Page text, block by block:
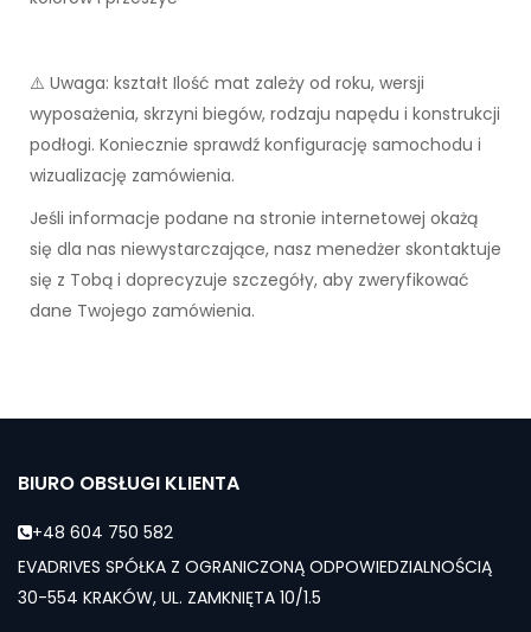
⚠️ Uwaga: kształt Ilość mat zależy od roku, wersji
wyposażenia, skrzyni biegów, rodzaju napędu i konstrukcji
podłogi. Koniecznie sprawdź konfigurację samochodu i
wizualizację zamówienia.
Jeśli informacje podane na stronie internetowej okażą
się dla nas niewystarczające, nasz menedżer skontaktuje
się z Tobą i doprecyzuje szczegóły, aby zweryfikować
dane Twojego zamówienia.
BIURO OBSŁUGI KLIENTA
+48 604 750 582
EVADRIVES SPÓŁKA Z OGRANICZONĄ ODPOWIEDZIALNOŚCIĄ
30-554 KRAKÓW, UL. ZAMKNIĘTA 10/1.5